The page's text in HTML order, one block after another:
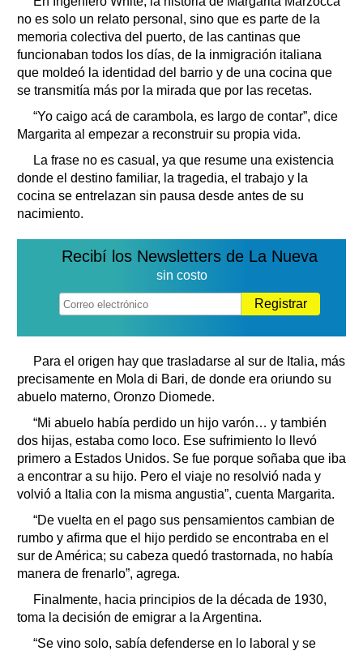
no es solo un relato personal, sino que es parte de la
memoria colectiva del puerto, de las cantinas que
funcionaban todos los días, de la inmigración italiana
que moldeó la identidad del barrio y de una cocina que
se transmitía más por la mirada que por las recetas.
“Yo caigo acá de carambola, es largo de contar”, dice
Margarita al empezar a reconstruir su propia vida.
La frase no es casual, ya que resume una existencia
donde el destino familiar, la tragedia, el trabajo y la
cocina se entrelazan sin pausa desde antes de su
nacimiento.
Recibí los Newsletters de La Nueva
sin costo
Registrar
Para el origen hay que trasladarse al sur de Italia, más
precisamente en Mola di Bari, de donde era oriundo su
abuelo materno, Oronzo Diomede.
“Mi abuelo había perdido un hijo varón… y también
dos hijas, estaba como loco. Ese sufrimiento lo llevó
primero a Estados Unidos. Se fue porque soñaba que iba
a encontrar a su hijo. Pero el viaje no resolvió nada y
volvió a Italia con la misma angustia”, cuenta Margarita.
“De vuelta en el pago sus pensamientos cambian de
rumbo y afirma que el hijo perdido se encontraba en el
sur de América; su cabeza quedó trastornada, no había
manera de frenarlo”, agrega.
Finalmente, hacia principios de la década de 1930,
toma la decisión de emigrar a la Argentina.
“Se vino solo, sabía defenderse en lo laboral y se